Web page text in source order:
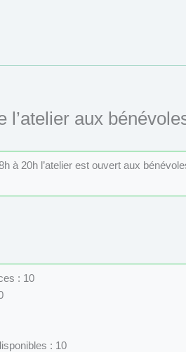
l’atelier aux
à 20h l’atelier est ouvert aux
: 10
: 10